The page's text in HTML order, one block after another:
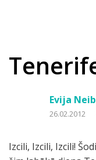
Evija
26.02.2012
Izcili, Izcili, Izcili!